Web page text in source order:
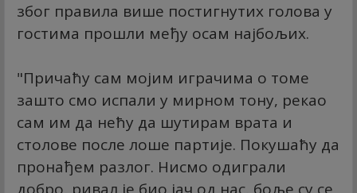
због правила више постигнутих голова у
гостима прошли међу осам најбољих.
"Причаћу сам мојим играчима о томе
зашто смо испали у мирном тону, рекао
сам им да нећу да шутирам врата и
столове после лоше партије. Покушаћу да
пронађем разлог. Нисмо одиграли